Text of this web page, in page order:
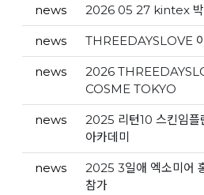
news 2026 05 27 kintex 박
news THREEDAYSLOVE
news
2026
COSME TOKYO
news
2025 리턴10 스킨임플
아카데미
news
2025 3일애 엑소미어
참가